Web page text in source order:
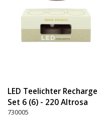
LED Teelichter Recharge
Set 6 (6) - 220 Altrosa
730005